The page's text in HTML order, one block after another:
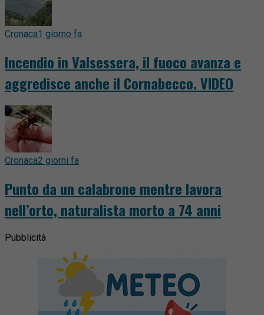
Cronaca1 giorno fa
Incendio in Valsessera, il fuoco avanza e
aggredisce anche il Cornabecco. VIDEO
Cronaca2 giorni fa
Punto da un calabrone mentre lavora
nell’orto, naturalista morto a 74 anni
Pubblicità